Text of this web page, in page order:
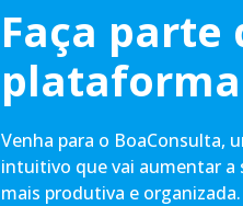
Faça
Venha para o BoaConsulta,
intuitivo que vai aumentar a
mais produtiva e organizada.